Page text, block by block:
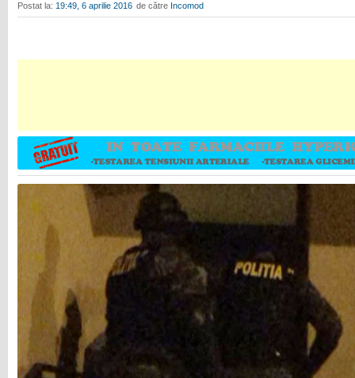
Postat la: 19:49, 6 aprilie 2016 de către Incomod